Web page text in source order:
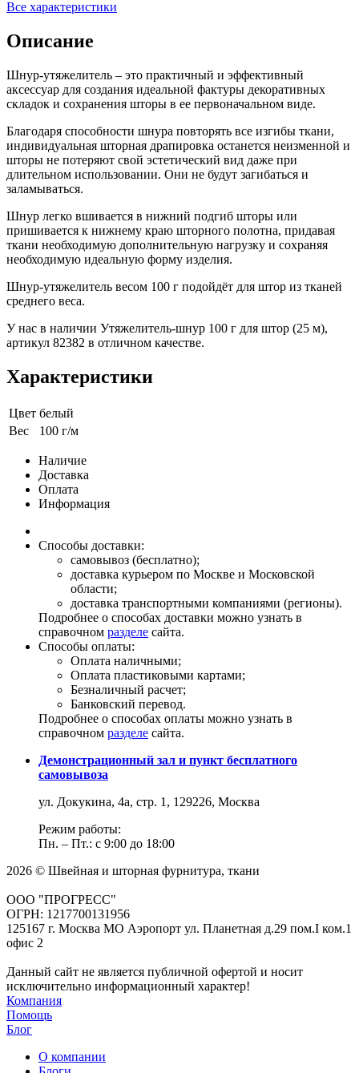
Все характеристики
Описание
Шнур-утяжелитель – это практичный и эффективный
аксессуар для создания идеальной фактуры декоративных
складок и сохранения шторы в ее первоначальном виде.
Благодаря способности шнура повторять все изгибы ткани,
индивидуальная шторная драпировка останется неизменной и
шторы не потеряют свой эстетический вид даже при
длительном использовании. Они не будут загибаться и
заламываться.
Шнур легко вшивается в нижний подгиб шторы или
пришивается к нижнему краю шторного полотна, придавая
ткани необходимую дополнительную нагрузку и сохраняя
необходимую идеальную форму изделия.
Шнур-утяжелитель весом 100 г подойдёт для штор из тканей
среднего веса.
У нас в наличии Утяжелитель-шнур 100 г для штор (25 м),
артикул 82382 в отличном качестве.
Характеристики
Цвет белый
Вес
100 г/м
Наличие
Доставка
Оплата
Информация
Способы доставки:
самовывоз (бесплатно);
доставка курьером по Москве и Московской
области;
доставка транспортными компаниями (регионы).
Подробнее о способах доставки можно узнать в
справочном разделе сайта.
Способы оплаты:
Оплата наличными;
Оплата пластиковыми картами;
Безналичный расчет;
Банковский перевод.
Подробнее о способах оплаты можно узнать в
справочном разделе сайта.
Демонстрационный зал и пункт бесплатного
самовывоза
ул. Докукина, 4а, стр. 1, 129226, Москва
Режим работы:
Пн. – Пт.: с 9:00 до 18:00
2026 © Швейная и шторная фурнитура, ткани
ООО "ПРОГРЕСС"
ОГРН: 1217700131956
125167 г. Москва МО Аэропорт ул. Планетная д.29 пом.I ком.1
офис 2
Данный сайт не является публичной офертой и носит
исключительно информационный характер!
Компания
Помощь
Блог
О компании